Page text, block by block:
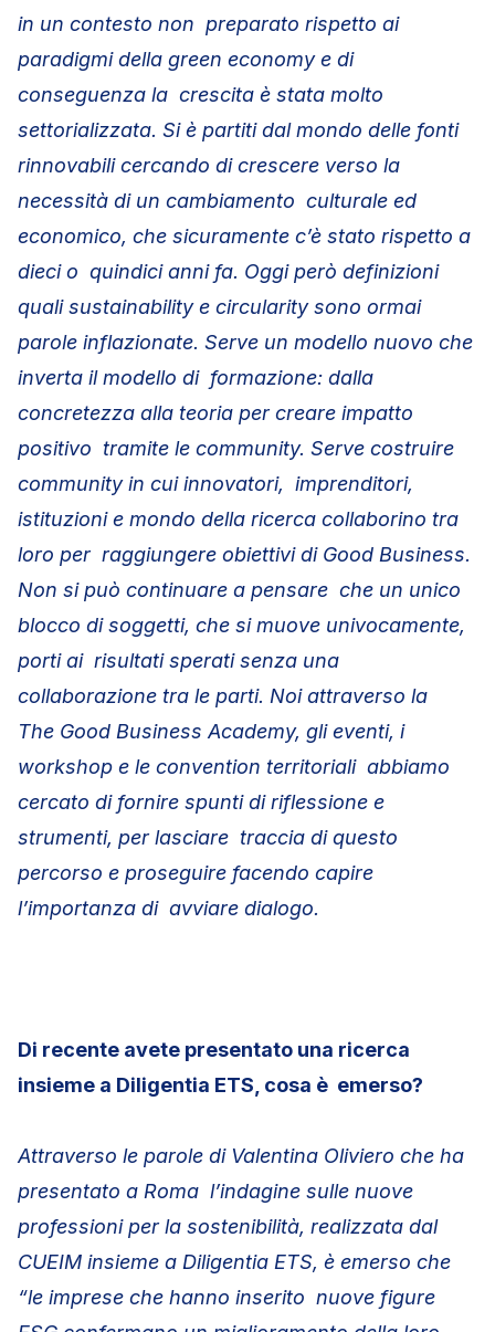
in un contesto non preparato rispetto ai
paradigmi della green economy e di
conseguenza la crescita è stata molto
settorializzata. Si è partiti dal mondo delle fonti
rinnovabili cercando di crescere verso la
necessità di un cambiamento culturale ed
economico, che sicuramente c’è stato rispetto a
dieci o quindici anni fa. Oggi però definizioni
quali sustainability e circularity sono ormai
parole inflazionate. Serve un modello nuovo che
inverta il modello di formazione: dalla
concretezza alla teoria per creare impatto
positivo tramite le community. Serve costruire
community in cui innovatori, imprenditori,
istituzioni e mondo della ricerca collaborino tra
loro per raggiungere obiettivi di Good Business.
Non si può continuare a pensare che un unico
blocco di soggetti, che si muove univocamente,
porti ai risultati sperati senza una
collaborazione tra le parti. Noi attraverso la
The Good Business Academy, gli eventi, i
workshop e le convention territoriali abbiamo
cercato di fornire spunti di riflessione e
strumenti, per lasciare traccia di questo
percorso e proseguire facendo capire
l’importanza di avviare dialogo.
Di recente avete presentato una ricerca
insieme a Diligentia ETS, cosa è emerso?
Attraverso le parole di Valentina Oliviero che ha
presentato a Roma l’indagine sulle nuove
professioni per la sostenibilità, realizzata dal
CUEIM insieme a Diligentia ETS, è emerso che
“le imprese che hanno inserito nuove figure